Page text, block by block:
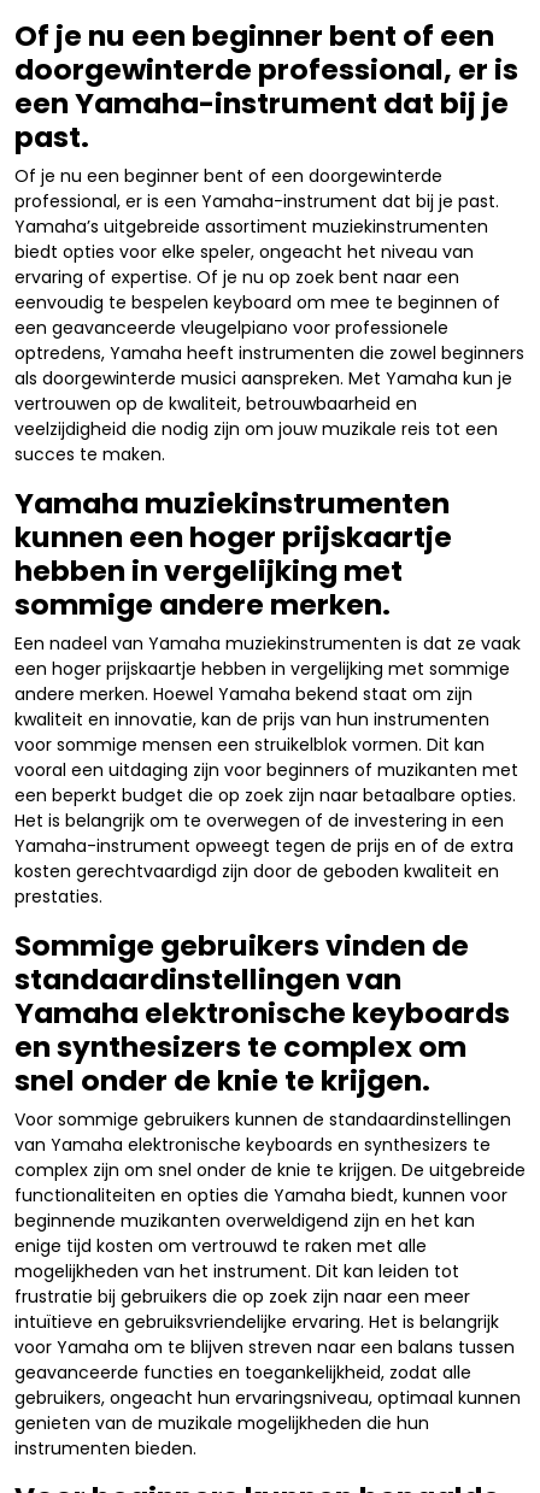
Of je nu een beginner bent of een
doorgewinterde professional, er is
een Yamaha-instrument dat bij je
past.
Of je nu een beginner bent of een doorgewinterde
professional, er is een Yamaha-instrument dat bij je past.
Yamaha’s uitgebreide assortiment muziekinstrumenten
biedt opties voor elke speler, ongeacht het niveau van
ervaring of expertise. Of je nu op zoek bent naar een
eenvoudig te bespelen keyboard om mee te beginnen of
een geavanceerde vleugelpiano voor professionele
optredens, Yamaha heeft instrumenten die zowel beginners
als doorgewinterde musici aanspreken. Met Yamaha kun je
vertrouwen op de kwaliteit, betrouwbaarheid en
veelzijdigheid die nodig zijn om jouw muzikale reis tot een
succes te maken.
Yamaha muziekinstrumenten
kunnen een hoger prijskaartje
hebben in vergelijking met
sommige andere merken.
Een nadeel van Yamaha muziekinstrumenten is dat ze vaak
een hoger prijskaartje hebben in vergelijking met sommige
andere merken. Hoewel Yamaha bekend staat om zijn
kwaliteit en innovatie, kan de prijs van hun instrumenten
voor sommige mensen een struikelblok vormen. Dit kan
vooral een uitdaging zijn voor beginners of muzikanten met
een beperkt budget die op zoek zijn naar betaalbare opties.
Het is belangrijk om te overwegen of de investering in een
Yamaha-instrument opweegt tegen de prijs en of de extra
kosten gerechtvaardigd zijn door de geboden kwaliteit en
prestaties.
Sommige gebruikers vinden de
standaardinstellingen van
Yamaha elektronische keyboards
en synthesizers te complex om
snel onder de knie te krijgen.
Voor sommige gebruikers kunnen de standaardinstellingen
van Yamaha elektronische keyboards en synthesizers te
complex zijn om snel onder de knie te krijgen. De uitgebreide
functionaliteiten en opties die Yamaha biedt, kunnen voor
beginnende muzikanten overweldigend zijn en het kan
enige tijd kosten om vertrouwd te raken met alle
mogelijkheden van het instrument. Dit kan leiden tot
frustratie bij gebruikers die op zoek zijn naar een meer
intuïtieve en gebruiksvriendelijke ervaring. Het is belangrijk
voor Yamaha om te blijven streven naar een balans tussen
geavanceerde functies en toegankelijkheid, zodat alle
gebruikers, ongeacht hun ervaringsniveau, optimaal kunnen
genieten van de muzikale mogelijkheden die hun
instrumenten bieden.